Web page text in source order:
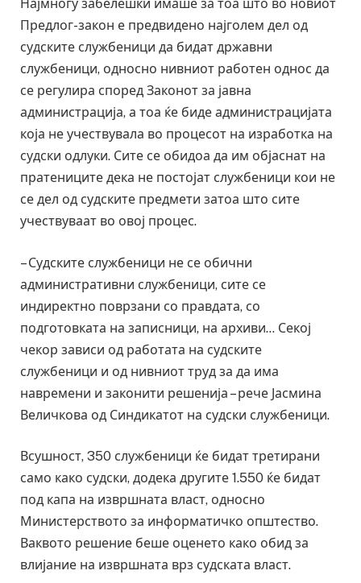
Најмногу забелешки имаше за тоа што во новиот
Предлог-закон е предвидено најголем дел од
судските службеници да бидат државни
службеници, односно нивниот работен однос да
се регулира според Законот за јавна
администрација, а тоа ќе биде администрацијата
која не учествувала во процесот на изработка на
судски одлуки. Сите се обидоа да им објаснат на
пратениците дека не постојат службеници кои не
се дел од судските предмети затоа што сите
учествуваат во овој процес.
– Судските службеници не се обични
административни службеници, сите се
индиректно поврзани со правдата, со
подготовката на записници, на архиви… Секој
чекор зависи од работата на судските
службеници и од нивниот труд за да има
навремени и законити решенија – рече Јасмина
Величкова од Синдикатот на судски службеници.
Всушност, 350 службеници ќе бидат третирани
само како судски, додека другите 1.550 ќе бидат
под капа на извршната власт, односно
Министерството за информатичко општество.
Ваквото решение беше оценето како обид за
влијание на извршната врз судската власт.